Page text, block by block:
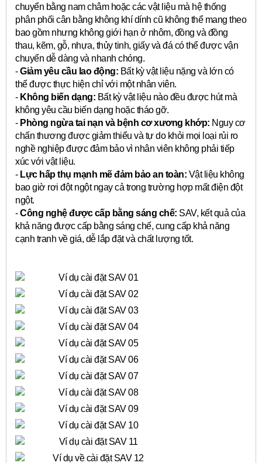
chuyển bằng nam châm hoặc các vật liệu mà hệ thống
phân phối cân bằng không khí dính cũ không thể mang theo
bao gồm nhưng không giới hạn ở nhôm, đồng và đồng
thau, kẽm, gỗ, nhựa, thủy tinh, giấy và đá có thể được vận
chuyển dễ dàng và nhanh chóng.
-Giảm yêu cầu lao động: Bất kỳ vật liệu nặng và lớn có
thể được thực hiện chỉ với một nhân viên.
- Không biến dạng: Bất kỳ vật liệu nào đều được hút mà
không yêu cầu biến dạng hoặc tháo gỡ.
- Phòng ngừa tai nạn và bệnh cơ xương khớp: Nguy cơ
chấn thương được giảm thiểu và tự do khỏi mọi loại rủi ro
nghề nghiệp được đảm bảo vì nhân viên không phải tiếp
xúc với vật liệu.
- Lực hấp thụ mạnh mẽ đảm bảo an toàn: Vật liệu không
bao giờ rơi đột ngột ngay cả trong trường hợp mất điện đột
ngột.
-Công nghệ được cấp bằng sáng chế: SAV, kết quả của
khả năng được cấp bằng sáng chế, cung cấp khả năng
cạnh tranh về giá, dễ lắp đặt và chất lượng tốt.